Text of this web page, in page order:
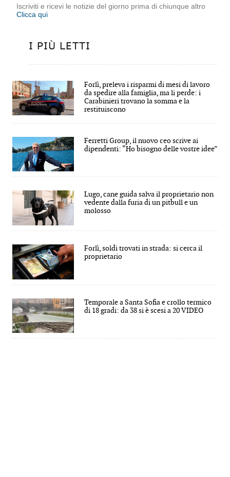
Iscriviti e ricevi le notizie del giorno prima di chiunque altro
Clicca qui
I PIÙ LETTI
Forlì, preleva i risparmi di mesi di lavoro
da spedire alla famiglia, ma li perde: i
Carabinieri trovano la somma e la
restituiscono
Ferretti Group, il nuovo ceo scrive ai
dipendenti: “Ho bisogno delle vostre idee”
Lugo, cane guida salva il proprietario non
vedente dalla furia di un pitbull e un
molosso
Forlì, soldi trovati in strada: si cerca il
proprietario
Temporale a Santa Sofia e crollo termico
di 18 gradi: da 38 si è scesi a 20 VIDEO